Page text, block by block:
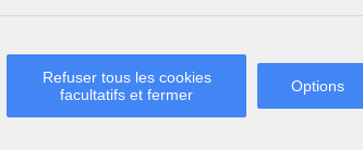
Refuser tous les cookies
facultatifs et fermer
Options